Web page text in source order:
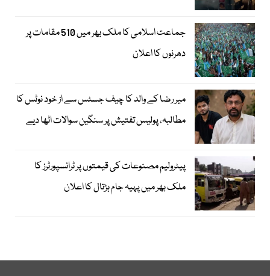
جماعت اسلامی کا ملک بھر میں 510 مقامات پر
دھرنوں کا اعلان
میر رضا کے والد کا چیف جسٹس سے از خود نوٹس کا
مطالبہ، پولیس تفتیش پر سنگین سوالات اٹھا دیے
پیٹرولیم مصنوعات کی قیمتوں پر ٹرانسپورٹرز کا
ملک بھر میں پہیہ جام ہڑتال کا اعلان